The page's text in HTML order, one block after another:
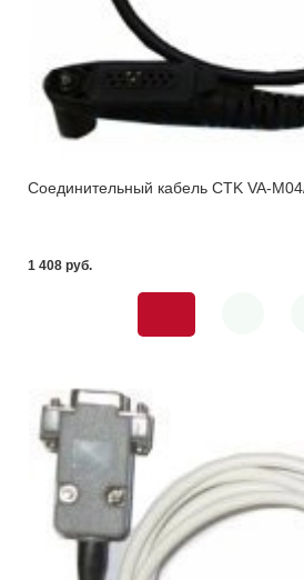
Соединительный кабель CTK VA-
1 408 pуб.